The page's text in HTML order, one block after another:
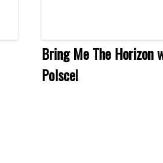
Bring Me The Horizon
Polsce!